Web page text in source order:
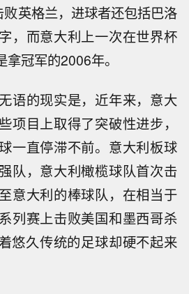
英格兰，进球者还包括巴洛
，而意大利上一次在世界杯
冠军的2006年。
语的现实是，近年来，意大
项目上取得了突破性进步，
一直停滞不前。意大利板球
队，意大利橄榄球队首次击
意大利的棒球队，在相当于
列赛上击败美国和墨西哥杀
久传统的足球却硬不起来